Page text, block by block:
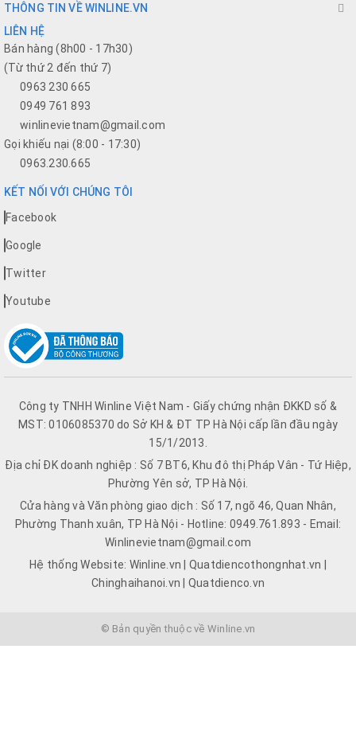
THÔNG TIN VỀ WINLINE.VN
LIÊN HỆ
Bán hàng (8h00 - 17h30)
(Từ thứ 2 đến thứ 7)
0963 230 665
0949 761 893
winlinevietnam@gmail.com
Gọi khiếu nại (8:00 - 17:30)
0963.230.665
KẾT NỐI VỚI CHÚNG TÔI
Facebook
Google
Twitter
Youtube
Công ty TNHH Winline Việt Nam - Giấy chứng nhận ĐKKD số &
MST: 0106085370 do Sở KH & ĐT TP Hà Nội cấp lần đầu ngày
15/1/2013.
Địa chỉ ĐK doanh nghiệp : Số 7 BT6, Khu đô thị Pháp Vân - Tứ Hiệp,
Phường Yên sở, TP Hà Nội.
Cửa hàng và Văn phòng giao dịch : Số 17, ngõ 46, Quan Nhân,
Phường Thanh xuân, TP Hà Nội - Hotline: 0949.761.893 - Email:
Winlinevietnam@gmail.com
Hệ thống Website: Winline.vn | Quatdiencothongnhat.vn |
Chinghaihanoi.vn | Quatdienco.vn
© Bản quyền thuộc về Winline.vn